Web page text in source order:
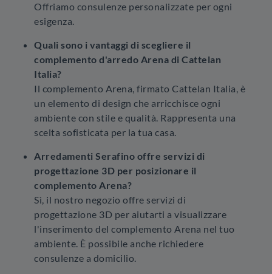
Offriamo consulenze personalizzate per ogni
esigenza.
Quali sono i vantaggi di scegliere il
complemento d'arredo Arena di Cattelan
Italia?
Il complemento Arena, firmato Cattelan Italia, è
un elemento di design che arricchisce ogni
ambiente con stile e qualità. Rappresenta una
scelta sofisticata per la tua casa.
Arredamenti Serafino offre servizi di
progettazione 3D per posizionare il
complemento Arena?
Sì, il nostro negozio offre servizi di
progettazione 3D per aiutarti a visualizzare
l'inserimento del complemento Arena nel tuo
ambiente. È possibile anche richiedere
consulenze a domicilio.